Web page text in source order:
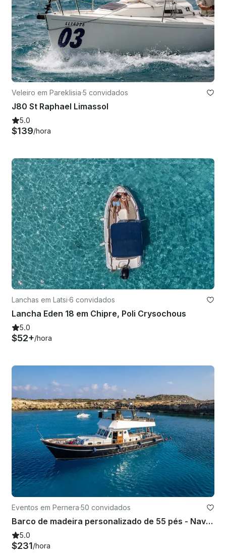
Veleiro em Pareklisia·5 convidados
J80 St Raphael Limassol
5.0
$139/hora
Lanchas em Latsi·6 convidados
Lancha Eden 18 em Chipre, Poli Crysochous
5.0
$52+/hora
Eventos em Pernera·50 convidados
Barco de madeira personalizado de 55 pés - Navegue pela Lagoa Azul, Protaras e Ayia Napa, Chipre
5.0
$231/hora